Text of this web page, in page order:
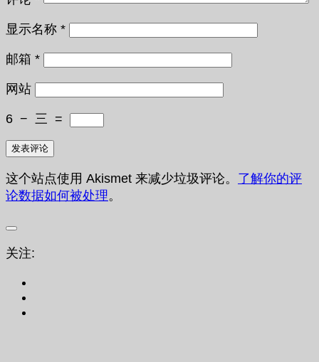
显示名称 *
邮箱 *
网站
6 − 三 =
这个站点使用 Akismet 来减少垃圾评论。 了解你的评
论数据如何被处理。
关注: